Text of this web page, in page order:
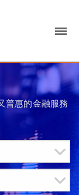
普惠的金融服務